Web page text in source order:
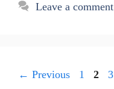
Leave a comment
← Previous Page
1 Page
2 3